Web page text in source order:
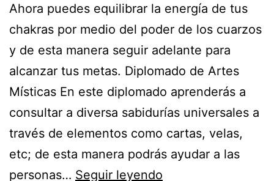
Ahora puedes equilibrar la energía de tus
chakras por medio del poder de los cuarzos
y de esta manera seguir adelante para
alcanzar tus metas. Diplomado de Artes
Místicas En este diplomado aprenderás a
consultar a diversa sabidurías universales a
través de elementos como cartas, velas,
etc; de esta manera podrás ayudar a las
personas… Seguir leyendo